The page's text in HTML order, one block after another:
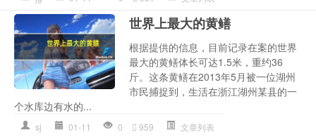
世界上最大的黄鳝
根据提供的信息，目前记录在案的世界
最大的黄鳝体长可达1.5米，重约36
斤。这条黄鳝在2013年5月被一位湖州
市民捕捉到，生活在浙江湖州某县的一
个水库边有水的...
sj 01-11 0 959 文章列表